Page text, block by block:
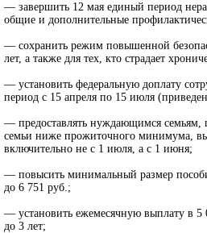
— завершить 12 мая единый период
общие и дополнительные
— сохранить режим повышенной
лет, а также для тех, кто страдает
— установить федеральную доплату
период с 15 апреля по 15 июля
— предоставлять нуждающимся семьям,
семьи ниже прожиточного минимума,
включительно не с 1 июля, а с 1 июня;
— повысить минимальный размер
до 6 751 руб.;
— установить ежемесячную выплату в 5
до 3 лет;